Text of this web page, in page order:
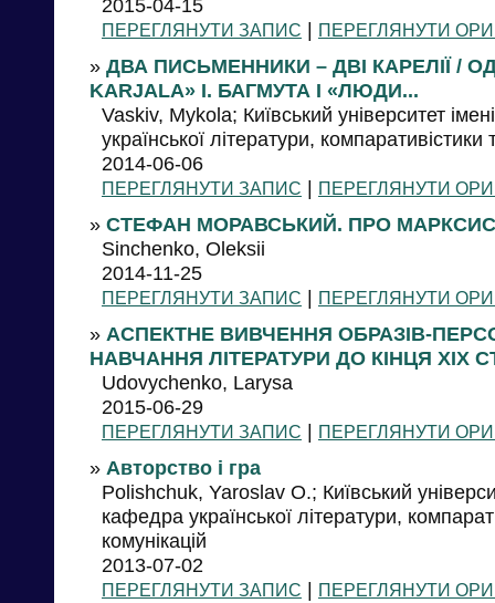
ПЕРЕГЛЯНУТИ ЗАПИС | ПЕРЕГЛЯНУТИ
» ДВА ПИСЬМЕННИКИ – ДВІ КАРЕЛІЇ /
KARJALA» І. БАГМУТА І «ЛЮДИ...
Vaskiv, Mykola; Київський університет
української літератури, компаративістики
2014-06-06
ПЕРЕГЛЯНУТИ ЗАПИС | ПЕРЕГЛЯНУТИ
» СТЕФАН МОРАВСЬКИЙ. ПРО
Sinchenko, Oleksii
2014-11-25
ПЕРЕГЛЯНУТИ ЗАПИС | ПЕРЕГЛЯНУТИ
» АСПЕКТНЕ ВИВЧЕННЯ ОБРАЗІВ-
НАВЧАННЯ ЛІТЕРАТУРИ ДО КІНЦЯ ХІХ
Udovychenko, Larysa
2015-06-29
ПЕРЕГЛЯНУТИ ЗАПИС | ПЕРЕГЛЯНУТИ
» Авторство і гра
Polishchuk, Yaroslav O.; Київський
кафедра української літератури,
комунікацій
2013-07-02
ПЕРЕГЛЯНУТИ ЗАПИС | ПЕРЕГЛЯНУТИ